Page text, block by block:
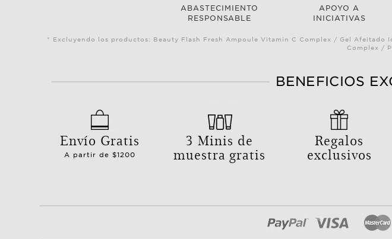
ABASTECIMIENTO
RESPONSABLE
APOYO A
INICIATIVAS
* Excluyendo los productos: Beauty Flash Fresh Ampoule Vitamin C Complex / Gel
Complex /
BENEFICIOS
Envío Gratis
A partir de $1200
3 Minis de
muestra gratis
Regalos
exclusivos